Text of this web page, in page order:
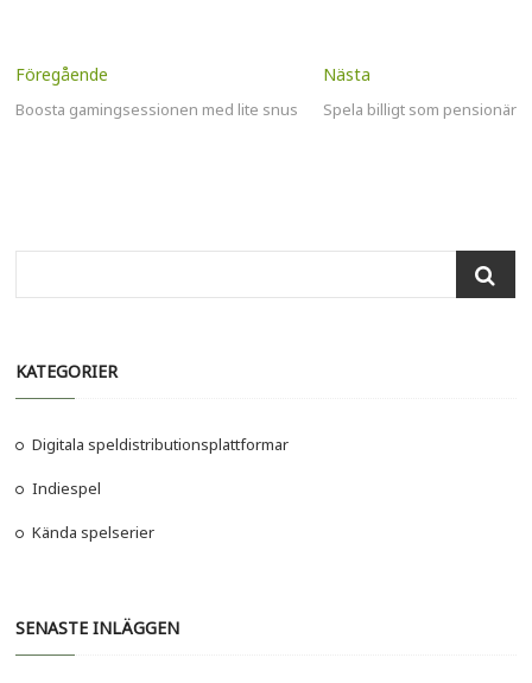
Inläggsnavigering
post:
Boosta gamingsessionen med lite snus
Next
post:
Spela billigt som pensionär
Search
…
KATEGORIER
Digitala speldistributionsplattformar
Indiespel
Kända spelserier
SENASTE INLÄGGEN